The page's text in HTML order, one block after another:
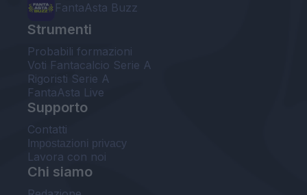
FantaAsta Buzz
Strumenti
Probabili formazioni
Voti Fantacalcio Serie A
Rigoristi Serie A
FantaAsta Live
Supporto
Contatti
Impostazioni privacy
Lavora con noi
Chi siamo